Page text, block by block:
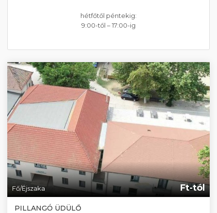
hétfőtől péntekig:
9:00-től – 17:00-ig
Fő/Éjszaka Ft-tól
PILLANGÓ ÜDÜLŐ